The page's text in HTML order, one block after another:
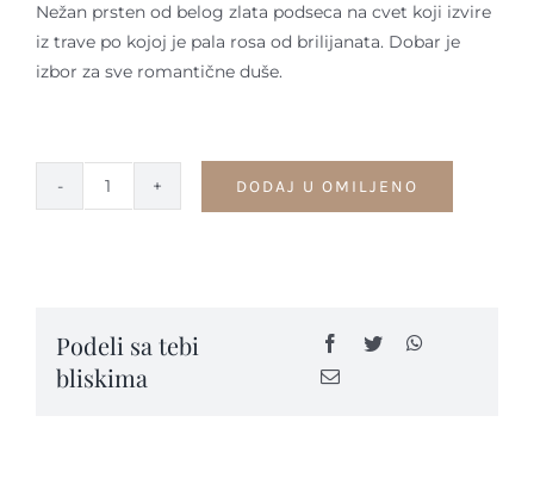
Nakit
Kontakt
Nežan prsten od belog zlata podseca na cvet koji izvire
iz trave po kojoj je pala rosa od brilijanata. Dobar je
izbor za sve romantične duše.
Cvetić
quantity
DODAJ U OMILJENO
Podeli sa tebi
bliskima